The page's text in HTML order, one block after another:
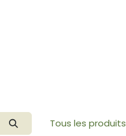
Tous les produits